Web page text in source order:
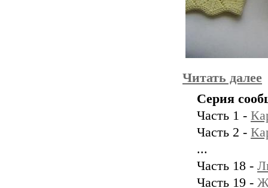
Читать далее
Серия
Часть 1 -
Часть 2 -
...
Часть 18 -
Часть 19 -